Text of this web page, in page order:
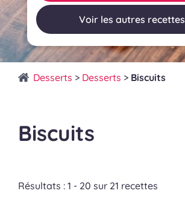
Voir les autres recettes
Desserts > Desserts > Biscuits
Biscuits
Résultats : 1 - 20 sur 21 recettes